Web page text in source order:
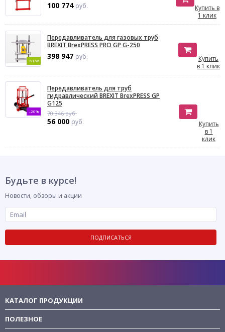
100 774 руб.
Купить в
1 клик
NEW
Передавливатель для газовых труб
BREXIT BrexPRESS PRO GP G-250
398 947 руб.
Купить
в 1 клик
-20%
Передавливатель для труб
гидравлический BREXIT BrexPRESS GP
G125
70 346 руб.
56 000 руб.
Купить
в 1
клик
Будьте в курсе!
Новости, обзоры и акции
ПОДПИСАТЬСЯ
КАТАЛОГ ПРОДУКЦИИ
ПОЛЕЗНОЕ